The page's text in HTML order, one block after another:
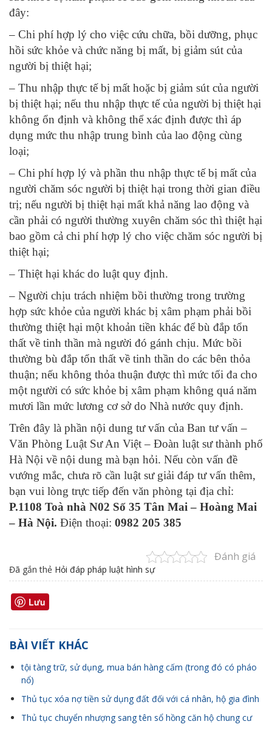
đây:
– Chi phí hợp lý cho việc cứu chữa, bồi dưỡng, phục
hồi sức khỏe và chức năng bị mất, bị giảm sút của
người bị thiệt hại;
– Thu nhập thực tế bị mất hoặc bị giảm sút của người
bị thiệt hại; nếu thu nhập thực tế của người bị thiệt hại
không ổn định và không thể xác định được thì áp
dụng mức thu nhập trung bình của lao động cùng
loại;
– Chi phí hợp lý và phần thu nhập thực tế bị mất của
người chăm sóc người bị thiệt hại trong thời gian điều
trị; nếu người bị thiệt hại mất khả năng lao động và
cần phải có người thường xuyên chăm sóc thì thiệt hại
bao gồm cả chi phí hợp lý cho việc chăm sóc người bị
thiệt hại;
– Thiệt hại khác do luật quy định.
– Người chịu trách nhiệm bồi thường trong trường
hợp sức khỏe của người khác bị xâm phạm phải bồi
thường thiệt hại một khoản tiền khác để bù đắp tổn
thất về tinh thần mà người đó gánh chịu. Mức bồi
thường bù đắp tổn thất về tinh thần do các bên thỏa
thuận; nếu không thỏa thuận được thì mức tối đa cho
một người có sức khỏe bị xâm phạm không quá năm
mươi lần mức lương cơ sở do Nhà nước quy định.
Trên đây là phần nội dung tư vấn của Ban tư vấn –
Văn Phòng Luật Sư An Việt – Đoàn luật sư thành phố
Hà Nội về nội dung mà bạn hỏi. Nếu còn vấn đề
vướng mắc, chưa rõ cần luật sư giải đáp tư vấn thêm,
bạn vui lòng trực tiếp đến văn phòng tại địa chỉ:
P.1108 Toà nhà N02 Số 35 Tân Mai – Hoàng Mai
– Hà Nội. Điện thoại: 0982 205 385
Đánh giá
Đã gắn thẻ Hỏi đáp pháp luật hình sự
Lưu
BÀI VIẾT KHÁC
tội tàng trữ, sử dụng, mua bán hàng cấm (trong đó có pháo
nổ)
Thủ tục xóa nợ tiền sử dụng đất đối với cá nhân, hộ gia đình
Thủ tục chuyển nhượng sang tên sổ hồng căn hộ chung cư